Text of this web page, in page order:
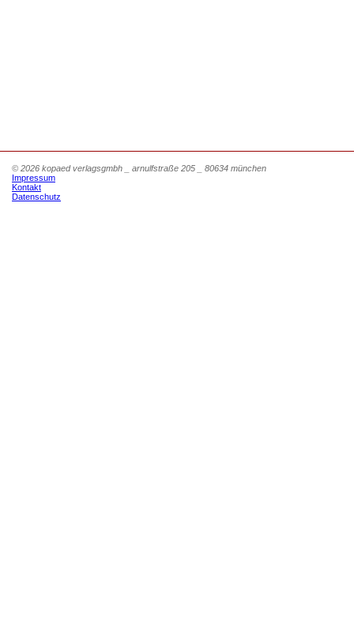
© 2026 kopaed verlagsgmbh _ arnulfstraße 205 _ 80634 münchen
Impressum
Kontakt
Datenschutz